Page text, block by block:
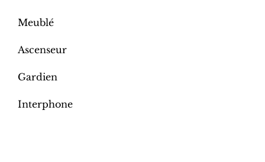
Meublé
Ascenseur
Gardien
Interphone